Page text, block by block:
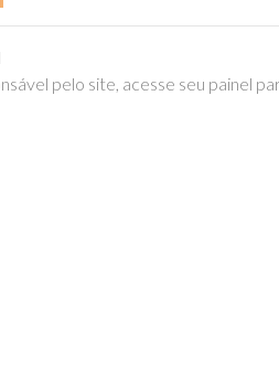
pelo site, acesse seu painel